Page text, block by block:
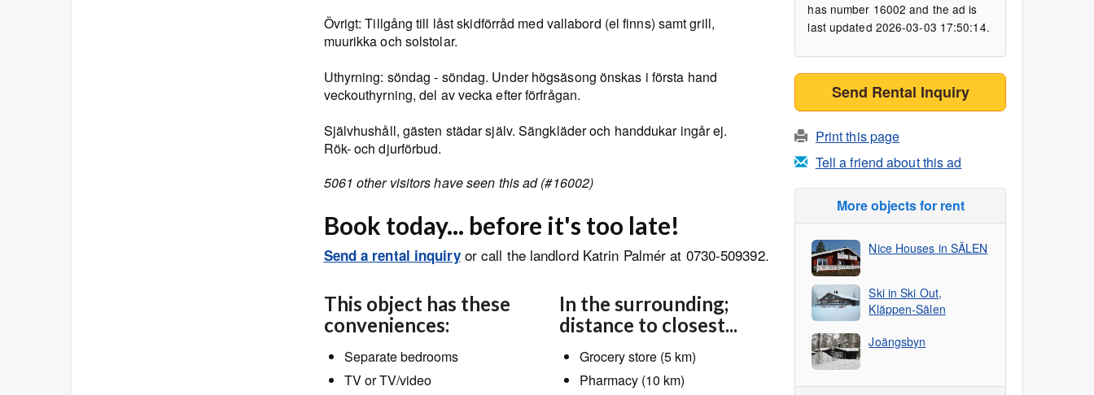
Övrigt: Tillgång till låst skidförråd med vallabord (el finns) samt grill,
muurikka och solstolar.
Uthyrning: söndag - söndag. Under högsäsong önskas i första hand
veckouthyrning, del av vecka efter förfrågan.
Självhushåll, gästen städar själv. Sängkläder och handdukar ingår ej.
Rök- och djurförbud.
5061 other visitors have seen this ad (#16002)
Book today... before it's too late!
Send a rental inquiryor call the landlord Katrin Palmér at 0730-509392.
This object has these
conveniences:
Separate bedrooms
TV or TV/video
In the surrounding;
distance to closest...
Grocery store (5 km)
Pharmacy (10 km)
has number 16002 and the ad is
last updated 2026-03-03 17:50:14.
Send Rental Inquiry
Print this page
Tell a friend about this ad
More objects for rent
Nice Houses in SÄLEN
Ski in Ski Out,
Kläppen-Sälen
Joängsbyn